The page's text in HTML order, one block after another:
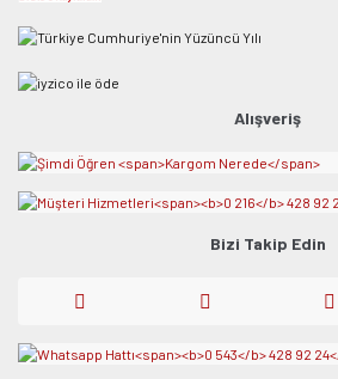
Alışveriş
Bizi Takip Edin